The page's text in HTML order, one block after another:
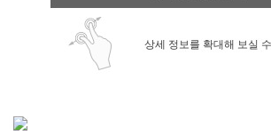
상세 정보를 확대해 보실